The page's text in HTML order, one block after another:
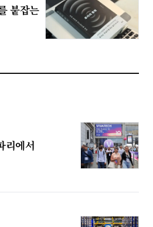
붙잡는
리에서